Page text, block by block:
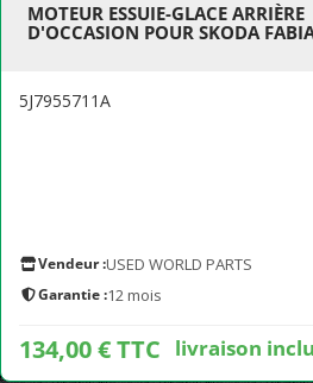
MOTEUR ESSUIE-GLACE ARRIÈRE
D'OCCASION POUR SKODA
5J7955711A
Vendeur :USED WORLD PARTS
Garantie :12 mois
134,00 € TTC livraison